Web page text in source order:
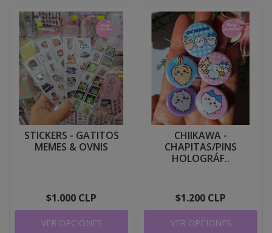
STICKERS - GATITOS
MEMES & OVNIS
$1.000 CLP
VER OPCIONES
CHIIKAWA -
CHAPITAS/PINS
HOLOGRÁF..
$1.200 CLP
VER OPCIONES